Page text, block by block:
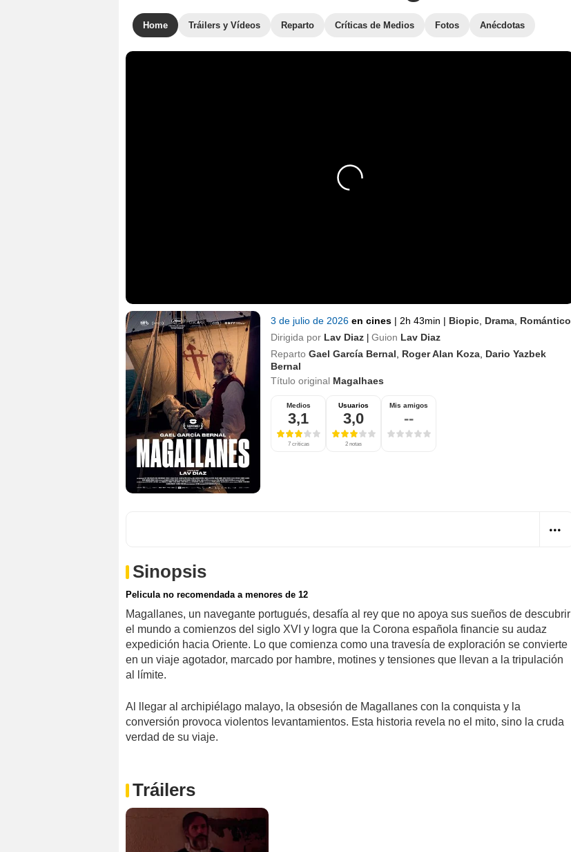
Home Tráilers y Vídeos Reparto Críticas de Medios Fotos Anécdotas
3 de julio de 2026 en cines | 2h 43min | Biopic Drama Romántico
Dirigida por Lav Diaz | Guion Lav Diaz
Reparto Gael García Bernal Roger Alan Koza Dario Yazbek
Bernal
Título original Magalhaes
Medios
3,1
7 críticas
Usuarios
3,0
2 notas
Mis amigos
--
Sinopsis
Pelicula no recomendada a menores de 12
Magallanes, un navegante portugués, desafía al rey que no apoya sus sueños de descubrir
el mundo a comienzos del siglo XVI y logra que la Corona española financie su audaz
expedición hacia Oriente. Lo que comienza como una travesía de exploración se convierte
en un viaje agotador, marcado por hambre, motines y tensiones que llevan a la tripulación
al límite.
Al llegar al archipiélago malayo, la obsesión de Magallanes con la conquista y la
conversión provoca violentos levantamientos. Esta historia revela no el mito, sino la cruda
verdad de su viaje.
Tráilers